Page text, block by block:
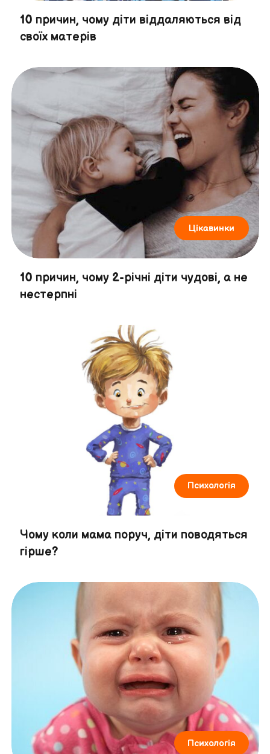
10 причин, чому діти віддаляються від
своїх матерів
Цікавинки
10 причин, чому 2-річні діти чудові, а не
нестерпні
Психологія
Чому коли мама поруч, діти поводяться
гірше?
Психологія